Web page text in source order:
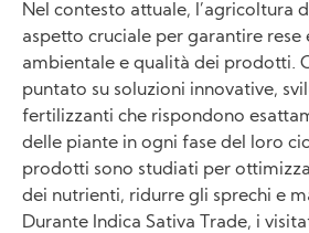
Nel contesto attuale, l’agricoltura
aspetto cruciale per garantire rese
ambientale e qualità dei prodotti.
puntato su soluzioni innovative,
fertilizzanti che rispondono
delle piante in ogni fase del loro
prodotti sono studiati per
dei nutrienti, ridurre gli sprechi e
Durante Indica Sativa Trade, i